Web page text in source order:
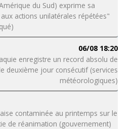
du Sud) exprime sa
actions unilatérales répétées"
06/08 18:20
enregistre un record absolu de
deuxième jour consécutif (services
météorologiques)
contaminée au printemps sur le
de réanimation (gouvernement)